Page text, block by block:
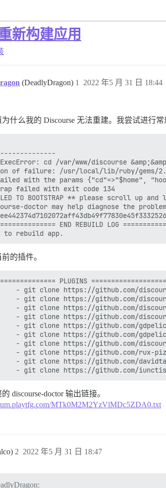
新构建应用
(DeadlyDragon) 2022 年5 月 31 日 18:44
1
什么我的 Discourse 无法重建。我尝试进行
cd /var/www/discourse
of failure: /usr/local/lib/ruby/gems/
with the params {"cd"=>"$home",
failed with exit code 134
TO BOOTSTRAP ** please scroll up
doctor may help diagnose the
END REBUILD LOG
的插件。
PLUGINS
- git clone https://github.com/
- git clone https://github.com/
- git clone https://github.com/
- git clone https://github.com/
- git clone https://github.com/
- git clone https://github.com/
- git clone https://github.com/
- git clone https://github.com/rux-
- git clone https://github.com/
discourse-doctor 输出链接。
MTk0M2M2YzVlMDc5ZDA0.txt
2022 年5 月 31 日 18:47
2